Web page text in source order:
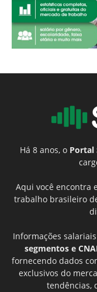
Há 8 anos, o Portal
Aqui você encontra
trabalho brasileiro
Informações
segmentos e
fornecendo dados
exclusivos do
tendências,